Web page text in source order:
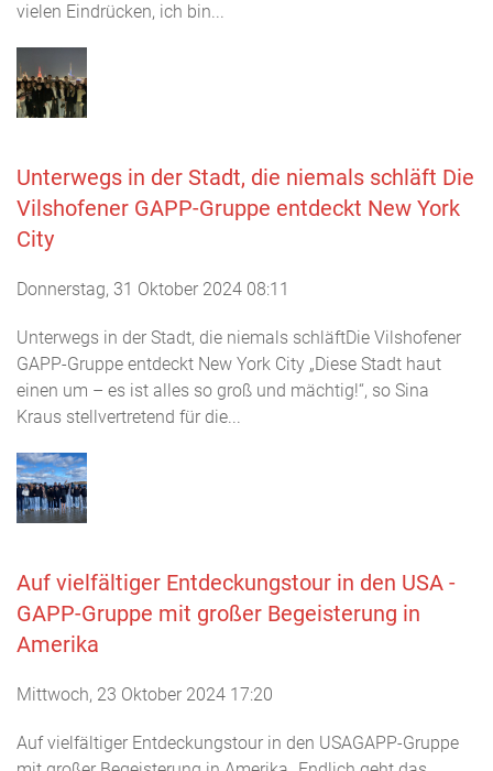
vielen Eindrücken, ich bin...
Unterwegs in der Stadt, die niemals schläft Die
Vilshofener GAPP-Gruppe entdeckt New York
City
Donnerstag, 31 Oktober 2024 08:11
Unterwegs in der Stadt, die niemals schläftDie Vilshofener
GAPP-Gruppe entdeckt New York City „Diese Stadt haut
einen um – es ist alles so groß und mächtig!“, so Sina
Kraus stellvertretend für die...
Auf vielfältiger Entdeckungstour in den USA -
GAPP-Gruppe mit großer Begeisterung in
Amerika
Mittwoch, 23 Oktober 2024 17:20
Auf vielfältiger Entdeckungstour in den USAGAPP-Gruppe